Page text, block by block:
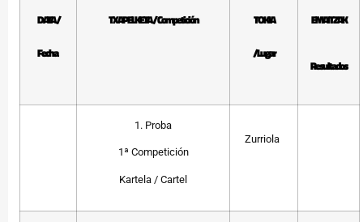
DATA /
Fecha
TXAPELKETA / Competición TOKIA
/Lugar
EMAITZAK
Resultados
1. Proba
1ª Competición
Kartela / Cartel
Zurriola